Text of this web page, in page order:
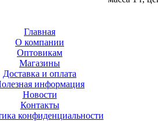
Главная
О компании
Оптовикам
Магазины
Доставка и оплата
информация
Новости
Контакты
конфиденциальности